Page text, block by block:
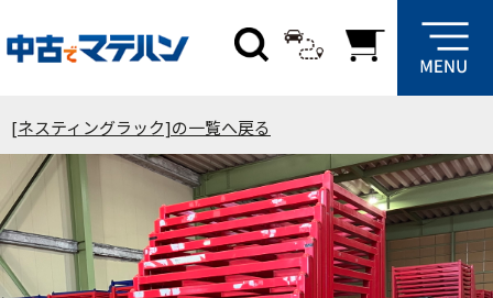
[ネスティングラック]の一覧へ戻る